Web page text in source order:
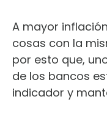
A mayor
cosas con la
por esto que,
de los bancos
indicador y